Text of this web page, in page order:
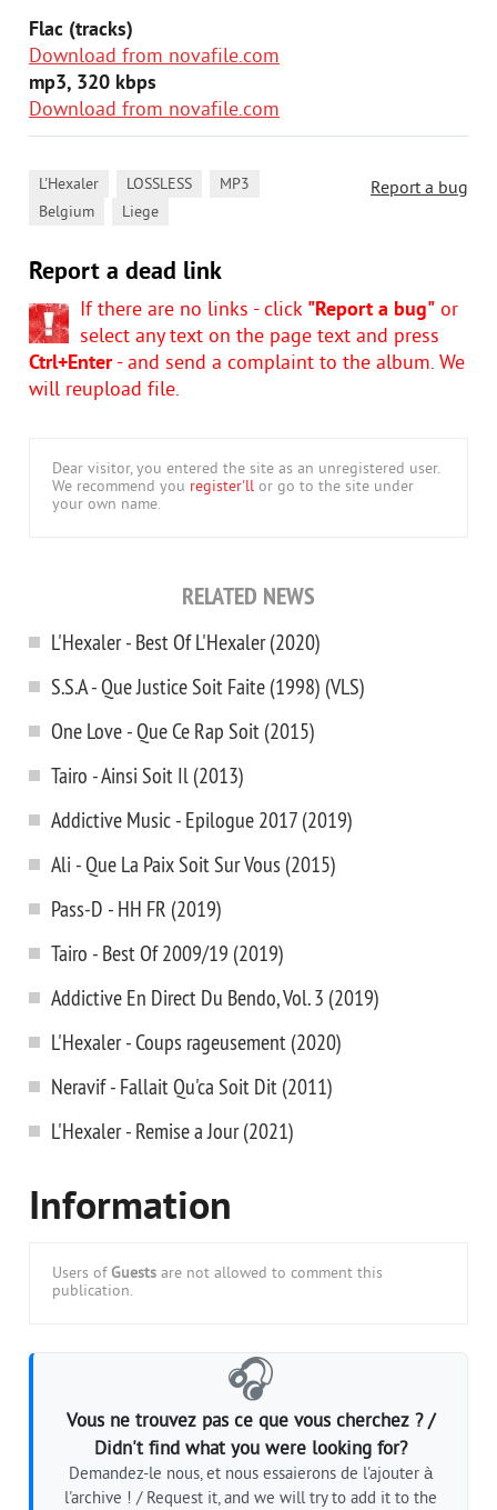
Flac (tracks)
Download from novafile.com
mp3, 320 kbps
Download from novafile.com
Report a bug
L'Hexaler LOSSLESS MP3
Belgium Liege
Report a dead link
If there are no links - click "Report a bug" or
select any text on the page text and press
Ctrl+Enter- and send a complaint to the album. We
will reupload file.
Dear visitor, you entered the site as an unregistered user.
We recommend you register'll or go to the site under
your own name.
RELATED NEWS
L'Hexaler - Best Of L'Hexaler (2020)
S.S.A - Que Justice Soit Faite (1998) (VLS)
One Love - Que Ce Rap Soit (2015)
Tairo - Ainsi Soit Il (2013)
Addictive Music - Epilogue 2017 (2019)
Ali - Que La Paix Soit Sur Vous (2015)
Pass-D - HH FR (2019)
Tairo - Best Of 2009/19 (2019)
Addictive En Direct Du Bendo, Vol. 3 (2019)
L'Hexaler - Coups rageusement (2020)
Neravif - Fallait Qu'ca Soit Dit (2011)
L'Hexaler - Remise a Jour (2021)
Information
Users of Guests are not allowed to comment this
publication.
🎧
Vous ne trouvez pas ce que vous cherchez ? /
Didn't find what you were looking for?
Demandez-le nous, et nous essaierons de l'ajouter à
l'archive ! / Request it, and we will try to add it to the